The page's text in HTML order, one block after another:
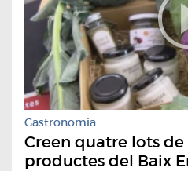
Gastronomia
Creen quatre lots
productes del Baix